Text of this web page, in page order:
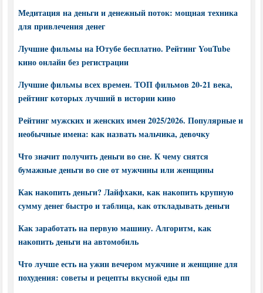
Медитация на деньги и денежный поток: мощная техника
для привлечения денег
Лучшие фильмы на Ютубе бесплатно. Рейтинг YouTube
кино онлайн без регистрации
Лучшие фильмы всех времен. ТОП фильмов 20-21 века,
рейтинг которых лучший в истории кино
Рейтинг мужских и женских имен 2025/2026. Популярные и
необычные имена: как назвать мальчика, девочку
Что значит получить деньги во сне. К чему снятся
бумажные деньги во сне от мужчины или женщины
Как накопить деньги? Лайфхаки, как накопить крупную
сумму денег быстро и таблица, как откладывать деньги
Как заработать на первую машину. Алгоритм, как
накопить деньги на автомобиль
Что лучше есть на ужин вечером мужчине и женщине для
похудения: советы и рецепты вкусной еды пп